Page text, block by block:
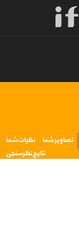
نظرات شما تصاویر شما
نتایج نظرسنجی